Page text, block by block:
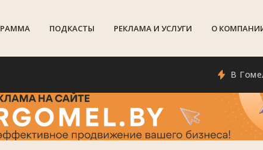
ПОДКАСТЫ РЕКЛАМА И УСЛУГИ О
В Гомеле